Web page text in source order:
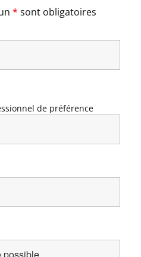
* sont obligatoires
de préférence